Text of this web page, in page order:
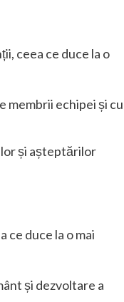
ceea ce duce la o
membrii echipei și cu
și așteptărilor
ce duce la o mai
și dezvoltare a